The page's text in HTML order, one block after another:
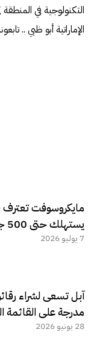
الإماراتية أبو ظبي ..
يستهلك حتى 500 جيجابايت
7 يوليو 2026
آبل تسعى لشراء
مدرجة على القائمة
28 يونيو 2026